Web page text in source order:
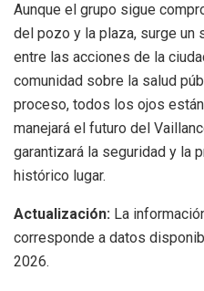
Aunque el grupo sigue
del pozo y la plaza, surge
entre las acciones de la
comunidad sobre la salud
proceso, todos los ojos
manejará el futuro del
garantizará la seguridad y la
histórico lugar.
Actualización: La
corresponde a datos
2026.